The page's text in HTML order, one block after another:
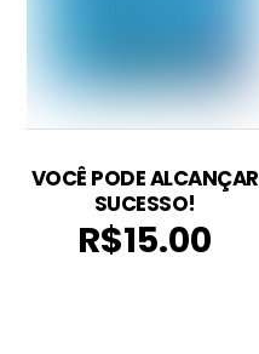
VOCÊ PODE ALCANÇAR
SUCESSO!
R$15.00